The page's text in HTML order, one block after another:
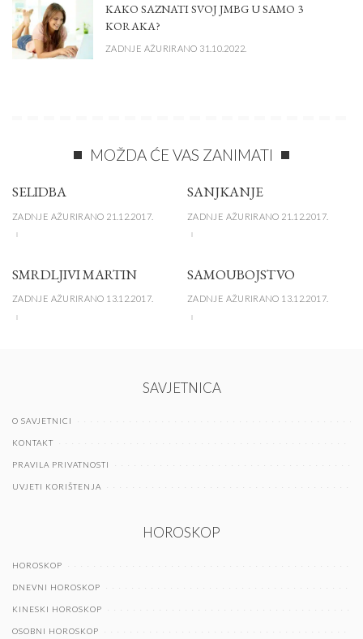
KAKO SAZNATI SVOJ JMBG U SAMO 3
KORAKA?
ZADNJE AŽURIRANO 31.10.2022.
MOŽDA ĆE VAS ZANIMATI
SELIDBA
ZADNJE AŽURIRANO 21.12.2017.
SANJKANJE
ZADNJE AŽURIRANO 21.12.2017.
SMRDLJIVI MARTIN
ZADNJE AŽURIRANO 13.12.2017.
SAMOUBOJSTVO
ZADNJE AŽURIRANO 13.12.2017.
SAVJETNICA
O SAVJETNICI
KONTAKT
PRAVILA PRIVATNOSTI
UVJETI KORIŠTENJA
HOROSKOP
HOROSKOP
DNEVNI HOROSKOP
KINESKI HOROSKOP
OSOBNI HOROSKOP